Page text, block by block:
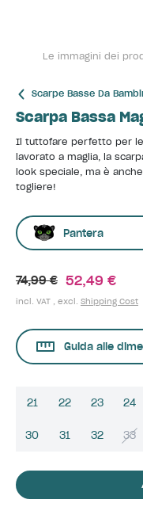
Le immagini dei
Scarpe Basse Da
Scarpa Bassa
Il tuttofare perfetto per le
lavorato a maglia, la
look speciale, ma è
togliere!
Pantera
74,99 € 52,49 €
incl. VAT , excl. Shipping Cost
Guida alle
21 22 23 24
30 31 32 33